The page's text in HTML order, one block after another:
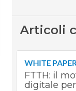
Articoli
WHITE
FTTH: il
digitale